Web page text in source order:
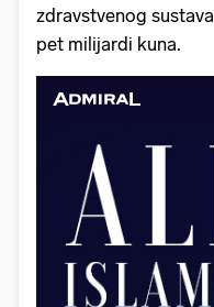
zdravstvenog
pet milijardi kuna.